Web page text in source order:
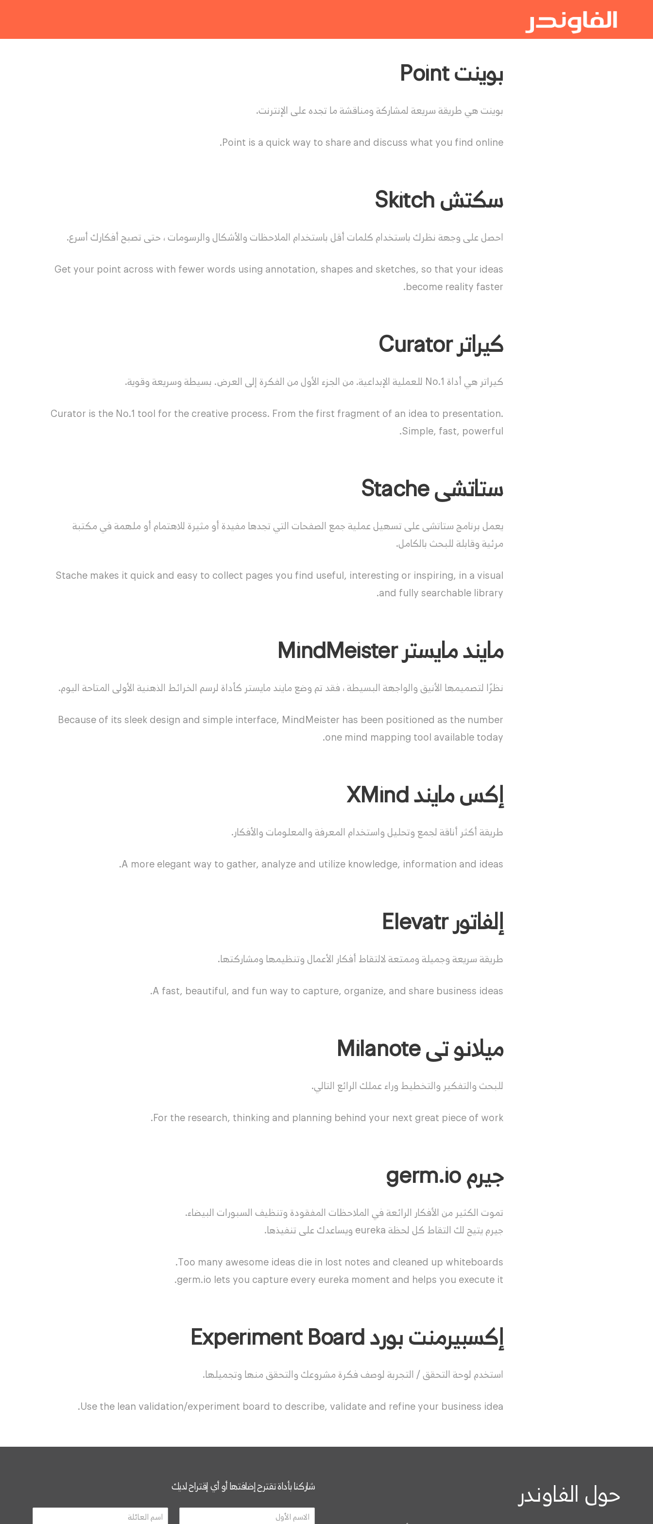
بوينت Point
بوينت هي طريقة سريعة لمشاركة ومناقشة ما تجده على الإنترنت.
Point is a quick way to share and discuss what you find online.
سكتش Skitch
احصل على وجهة نظرك باستخدام كلمات أقل باستخدام الملاحظات والأشكال والرسومات ، حتى تصبح أفكارك أسرع.
Get your point across with fewer words using annotation, shapes and sketches, so that your ideas
become reality faster.
كيراتر Curator
كيراتر هي أداة No.1 للعملية الإبداعية. من الجزء الأول من الفكرة إلى العرض. بسيطة وسريعة وقوية.
Curator is the No.1 tool for the creative process. From the first fragment of an idea to presentation.
Simple, fast, powerful.
ستاتشى Stache
يعمل برنامج ستاتشى على تسهيل عملية جمع الصفحات التي تجدها مفيدة أو مثيرة للاهتمام أو ملهمة في مكتبة
مرئية وقابلة للبحث بالكامل.
Stache makes it quick and easy to collect pages you find useful, interesting or inspiring, in a visual
and fully searchable library.
مايند مايستر MindMeister
نظرًا لتصميمها الأنيق والواجهة البسيطة ، فقد تم وضع مايند مايستر كأداة لرسم الخرائط الذهنية الأولى المتاحة اليوم.
Because of its sleek design and simple interface, MindMeister has been positioned as the number
one mind mapping tool available today.
إكس مايند XMind
طريقة أكثر أناقة لجمع وتحليل واستخدام المعرفة والمعلومات والأفكار.
A more elegant way to gather, analyze and utilize knowledge, information and ideas.
إلفاتور Elevatr
طريقة سريعة وجميلة وممتعة لالتقاط أفكار الأعمال وتنظيمها ومشاركتها.
A fast, beautiful, and fun way to capture, organize, and share business ideas.
ميلانو تى Milanote
للبحث والتفكير والتخطيط وراء عملك الرائع التالي.
For the research, thinking and planning behind your next great piece of work.
جيرم germ.io
تموت الكثير من الأفكار الرائعة في الملاحظات المفقودة وتنظيف السبورات البيضاء.
جيرم يتيح لك التقاط كل لحظة eureka ويساعدك على تنفيذها.
Too many awesome ideas die in lost notes and cleaned up whiteboards.
germ.io lets you capture every eureka moment and helps you execute it.
إكسبيرمنت بورد Experiment Board
استخدم لوحة التحقق / التجربة لوصف فكرة مشروعك والتحقق منها وتجميلها.
Use the lean validation/experiment board to describe, validate and refine your business idea.
شاركنا بأداة تقترح إضافتها أو أي إقتراح لديك حول الفاوندر